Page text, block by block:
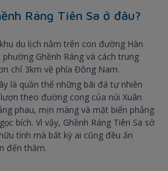
Ráng Tiên Sa ở đâu?
du lịch nằm trên con đường Hàn
Ghềnh Ráng và cách trung
chỉ 3km về phía Đông Nam.
là quần thể những bãi đá tự nhiên
theo đường cong của núi Xuân
phau, mịn màng và mặt biển phẳng
bích. Vì vậy, Ghềnh Ráng Tiên Sa sở
tình mà bất kỳ ai cũng đều ấn
đến thăm.